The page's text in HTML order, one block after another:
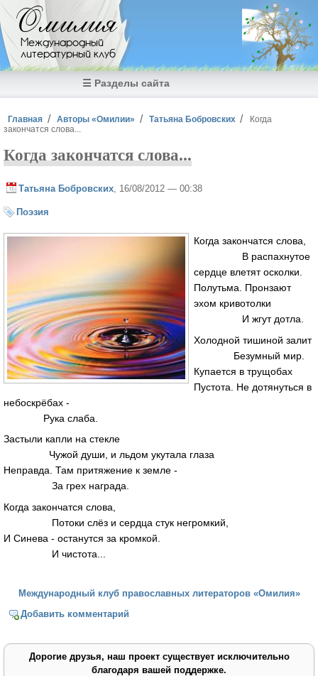
Перейти к основному содержанию
Омилия
Международный
литературный клуб
☰ Разделы сайта
Вы здесь
Главная Авторы «Омилии» Татьяна Бобровских
Когда
закончатся слова...
Когда закончатся слова...
Татьяна Бобровских , 16/08/2012 — 00:38
Поэзия
Когда закончатся слова,
В распахнутое
сердце влетят осколки.
Полутьма. Пронзают
эхом кривотолки
И жгут дотла.
Холодной тишиной залит
Безумный мир.
Купается в трущобах
Пустота. Не дотянуться в
небоскрёбах -
Рука слаба.
Застыли капли на стекле
Чужой души, и льдом укутала глаза
Неправда. Там притяжение к земле -
За грех награда.
Когда закончатся слова,
Потоки слёз и сердца стук негромкий,
И Синева - останутся за кромкой.
И чистота...
Международный клуб православных литераторов «Омилия»
Добавить комментарий
Дорогие друзья, наш проект существует исключительно
благодаря вашей поддержке.